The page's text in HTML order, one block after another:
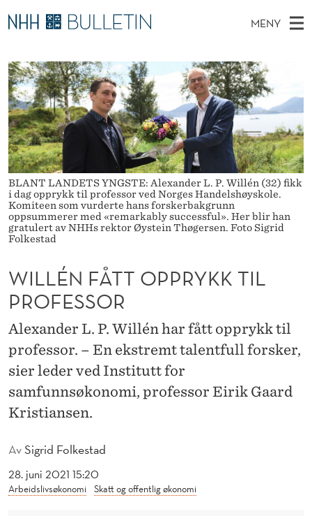
W
L
L
É
N
F
Å
T
T
O
P
P
R
Y
K
K
T
L
MENY
O
V
E
D
M
E
N
Y
Ø
K
I
N
E
T
T
S
T
E
D
E
T
Stipendiater og nye forskerprofiler
Disputaser
Ekspertutvalg
Om Bulletin
BLANT LANDETS YNGSTE: Alexander L. P. Willén (32) fikk
i dag opprykk til professor ved Norges Handelshøyskole.
Komiteen som vurderte hans forskerbakgrunn
oppsummerer med «remarkably successful». Her blir han
gratulert av NHHs rektor Øystein Thøgersen. Foto Sigrid
Folkestad
AvSigrid Folkestad
28. juni 2021 15:20
Arbeidslivsøkonomi Skatt og offentlig økonomi
WILLÉN FÅTT OPPRYKK TIL
PROFESSOR
Alexander L. P. Willén har fått opprykk til
professor. – En ekstremt talentfull forsker,
sier leder ved Institutt for
samfunnsøkonomi, professor Eirik Gaard
Kristiansen.